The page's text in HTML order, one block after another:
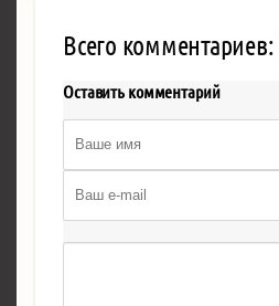
Всего комментариев:
Оставить комментарий